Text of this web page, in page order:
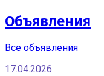
Объявления
Все объявления
17.04.2026